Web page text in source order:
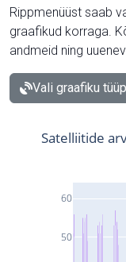
Rippmenüüst saab
graafikud korraga.
andmeid ning
Vali graafiku tüüp
50
60
Satelliitide